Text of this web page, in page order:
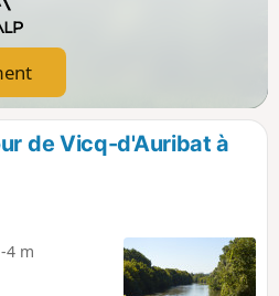
de Vicq-d'Auribat à
-4 m